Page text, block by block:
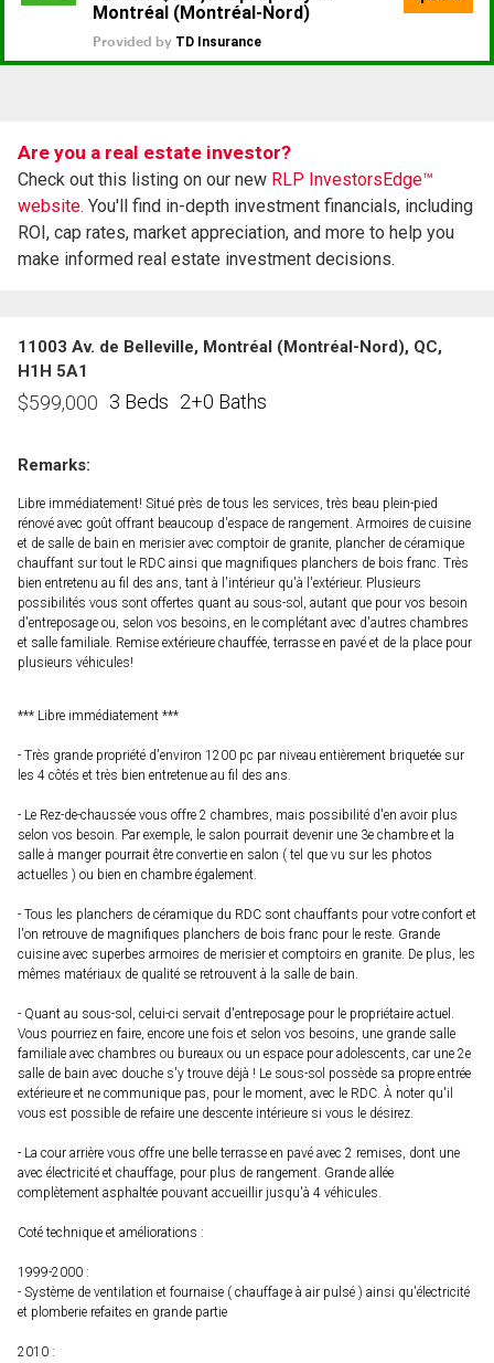
Are you a real estate investor?
Check out this listing on our new RLP InvestorsEdge™
website. You'll find in-depth investment financials, including
ROI, cap rates, market appreciation, and more to help you
make informed real estate investment decisions.
11003 Av. de Belleville, Montréal (Montréal-Nord), QC,
H1H 5A1
$599,000 3 Beds 2+0 Baths
Remarks:
Libre immédiatement! Situé près de tous les services, très beau plein-pied
rénové avec goût offrant beaucoup d'espace de rangement. Armoires de cuisine
et de salle de bain en merisier avec comptoir de granite, plancher de céramique
chauffant sur tout le RDC ainsi que magnifiques planchers de bois franc. Très
bien entretenu au fil des ans, tant à l'intérieur qu'à l'extérieur. Plusieurs
possibilités vous sont offertes quant au sous-sol, autant que pour vos besoin
d'entreposage ou, selon vos besoins, en le complétant avec d'autres chambres
et salle familiale. Remise extérieure chauffée, terrasse en pavé et de la place pour
plusieurs véhicules!
*** Libre immédiatement ***
- Très grande propriété d'environ 1200 pc par niveau entièrement briquetée sur
les 4 côtés et très bien entretenue au fil des ans.
- Le Rez-de-chaussée vous offre 2 chambres, mais possibilité d'en avoir plus
selon vos besoin. Par exemple, le salon pourrait devenir une 3e chambre et la
salle à manger pourrait être convertie en salon ( tel que vu sur les photos
actuelles ) ou bien en chambre également.
- Tous les planchers de céramique du RDC sont chauffants pour votre confort et
l'on retrouve de magnifiques planchers de bois franc pour le reste. Grande
cuisine avec superbes armoires de merisier et comptoirs en granite. De plus, les
mêmes matériaux de qualité se retrouvent à la salle de bain.
- Quant au sous-sol, celui-ci servait d'entreposage pour le propriétaire actuel.
Vous pourriez en faire, encore une fois et selon vos besoins, une grande salle
familiale avec chambres ou bureaux ou un espace pour adolescents, car une 2e
salle de bain avec douche s'y trouve déjà ! Le sous-sol possède sa propre entrée
extérieure et ne communique pas, pour le moment, avec le RDC. À noter qu'il
vous est possible de refaire une descente intérieure si vous le désirez.
- La cour arrière vous offre une belle terrasse en pavé avec 2 remises, dont une
avec électricité et chauffage, pour plus de rangement. Grande allée
complètement asphaltée pouvant accueillir jusqu'à 4 véhicules.
Coté technique et améliorations :
1999-2000 :
- Système de ventilation et fournaise ( chauffage à air pulsé ) ainsi qu'électricité
et plomberie refaites en grande partie
2010 :